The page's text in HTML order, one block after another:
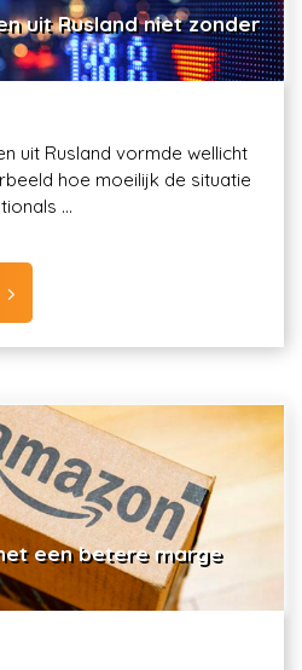
uit Rusland niet zonder
uit Rusland vormde wellicht
hoe moeilijk de situatie
...
een betere marge